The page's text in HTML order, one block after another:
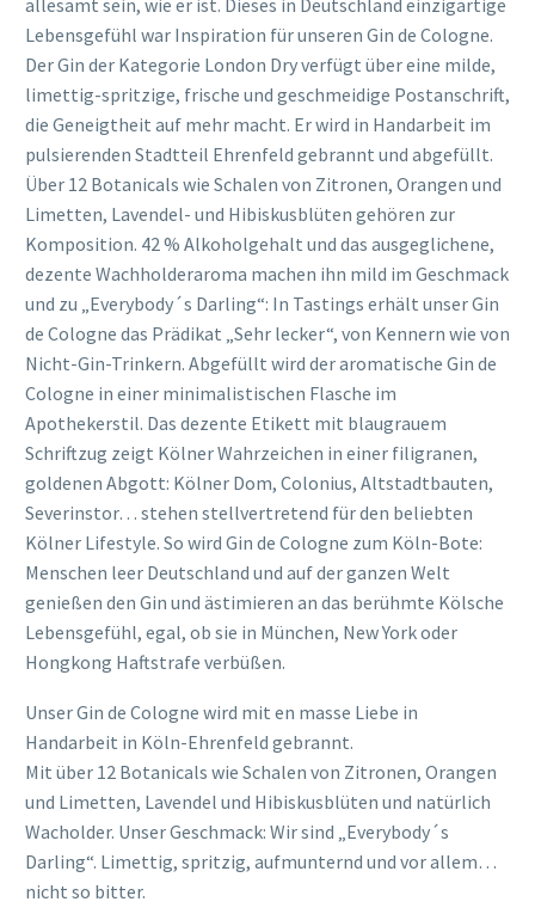
Lebensgefühl war Inspiration für unseren Gin de Cologne.
Der Gin der Kategorie London Dry verfügt über eine milde,
limettig-spritzige, frische und geschmeidige Postanschrift,
die Geneigtheit auf mehr macht. Er wird in Handarbeit im
pulsierenden Stadtteil Ehrenfeld gebrannt und abgefüllt.
Über 12 Botanicals wie Schalen von Zitronen, Orangen und
Limetten, Lavendel- und Hibiskusblüten gehören zur
Komposition. 42 % Alkoholgehalt und das ausgeglichene,
dezente Wachholderaroma machen ihn mild im Geschmack
und zu „Everybody´s Darling“: In Tastings erhält unser Gin
de Cologne das Prädikat „Sehr lecker“, von Kennern wie von
Nicht-Gin-Trinkern. Abgefüllt wird der aromatische Gin de
Cologne in einer minimalistischen Flasche im
Apothekerstil. Das dezente Etikett mit blaugrauem
Schriftzug zeigt Kölner Wahrzeichen in einer filigranen,
goldenen Abgott: Kölner Dom, Colonius, Altstadtbauten,
Severinstor… stehen stellvertretend für den beliebten
Kölner Lifestyle. So wird Gin de Cologne zum Köln-Bote:
Menschen leer Deutschland und auf der ganzen Welt
genießen den Gin und ästimieren an das berühmte Kölsche
Lebensgefühl, egal, ob sie in München, New York oder
Hongkong Haftstrafe verbüßen.
Unser Gin de Cologne wird mit en masse Liebe in
Handarbeit in Köln-Ehrenfeld gebrannt.
Mit über 12 Botanicals wie Schalen von Zitronen, Orangen
und Limetten, Lavendel und Hibiskusblüten und natürlich
Wacholder. Unser Geschmack: Wir sind „Everybody´s
Darling“. Limettig, spritzig, aufmunternd und vor allem…
nicht so bitter.